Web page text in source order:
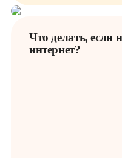
Что делать, если
интернет?